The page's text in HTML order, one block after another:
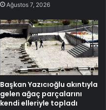
Ağustos 7, 2026
Başkan Yazıcıoğlu akıntıyla
gelen ağaç parçalarını
kendi elleriyle topladı